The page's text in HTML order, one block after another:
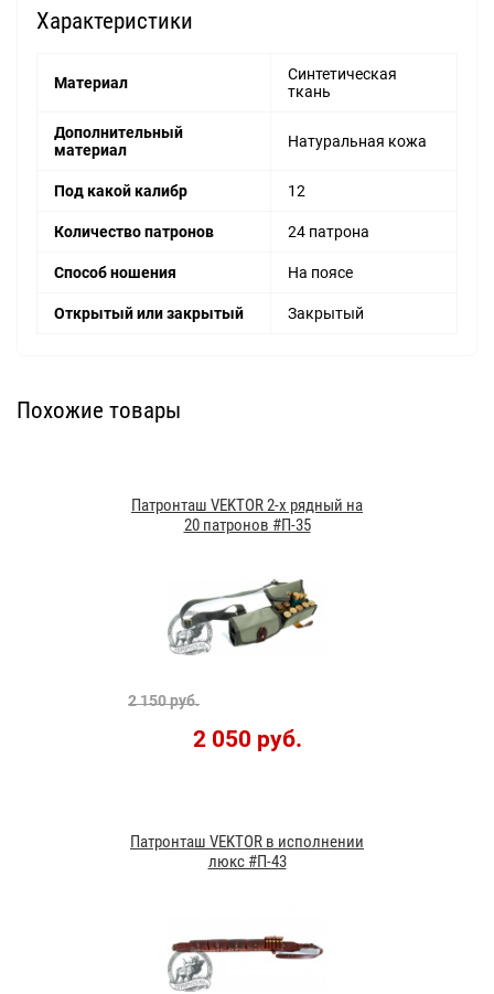
Характеристики
Материал
Синтетическая
ткань
Дополнительный
материал
Натуральная кожа
Под какой калибр 12
Количество патронов 24 патрона
Cпособ ношения На поясе
Открытый или закрытый Закрытый
Похожие товары
Патронташ VEKTOR 2-х рядный на
20 патронов #П-35
2 150 руб.
2 050 руб.
Патронташ VEKTOR в исполнении
люкс #П-43